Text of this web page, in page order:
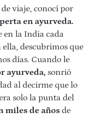
de viaje, conocí por
en ayurveda.
en la India cada
descubrimos que
días. Cuando le
ayurveda, sonrió
al decirme que lo
solo la punta del
miles de años de